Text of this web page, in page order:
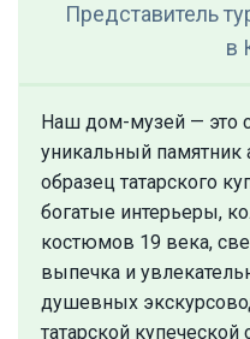
Представитель
в
Наш дом-музей — это
уникальный памятник
образец татарского
богатые интерьеры,
костюмов 19 века,
выпечка и
душевных
татарской купеческой